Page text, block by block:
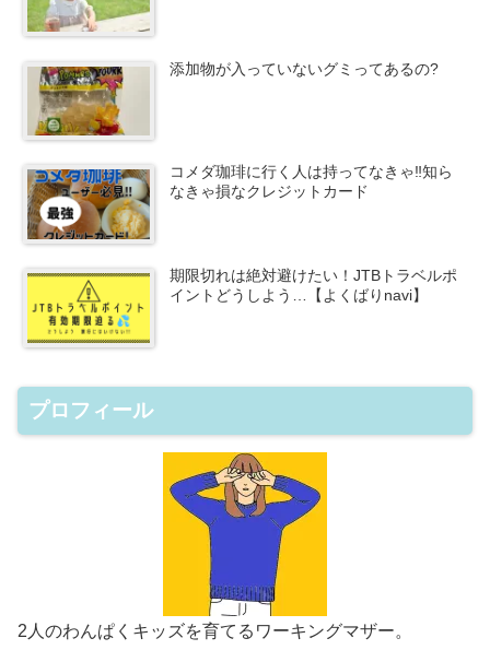
添加物が入っていないグミってあるの?
コメダ珈琲に行く人は持ってなきゃ‼知ら
なきゃ損なクレジットカード
期限切れは絶対避けたい！JTBトラベルポ
イントどうしよう…【よくばりnavi】
プロフィール
2人のわんぱくキッズを育てるワーキングマザー。